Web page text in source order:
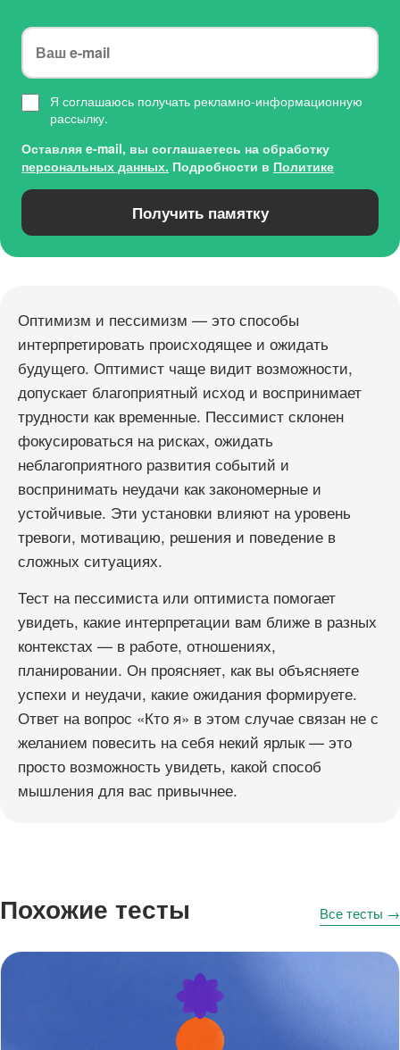
Я соглашаюсь получать рекламно-информационную
рассылку.
Оставляя e-mail, вы соглашаетесь на обработку
персональных данных. Подробности в Политике
Получить памятку
Оптимизм и пессимизм — это способы
интерпретировать происходящее и ожидать
будущего. Оптимист чаще видит возможности,
допускает благоприятный исход и воспринимает
трудности как временные. Пессимист склонен
фокусироваться на рисках, ожидать
неблагоприятного развития событий и
воспринимать неудачи как закономерные и
устойчивые. Эти установки влияют на уровень
тревоги, мотивацию, решения и поведение в
сложных ситуациях.
Тест на пессимиста или оптимиста помогает
увидеть, какие интерпретации вам ближе в разных
контекстах — в работе, отношениях,
планировании. Он проясняет, как вы объясняете
успехи и неудачи, какие ожидания формируете.
Ответ на вопрос «Кто я» в этом случае связан не с
желанием повесить на себя некий ярлык — это
просто возможность увидеть, какой способ
мышления для вас привычнее.
Похожие тесты Все тесты →